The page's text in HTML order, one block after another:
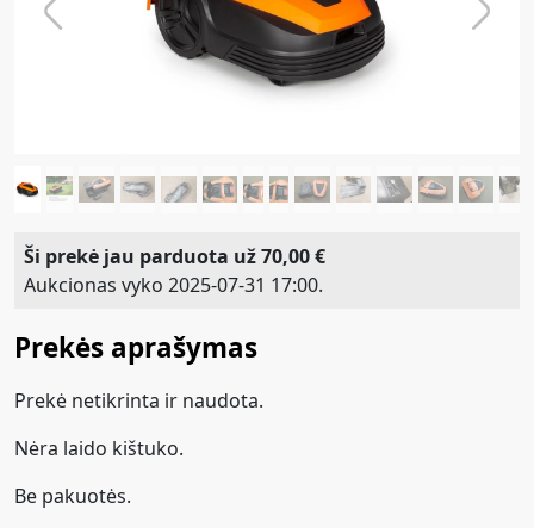
Previous Next
Ši prekė jau parduota už 70,00 €
Aukcionas vyko 2025-07-31 17:00.
Prekės aprašymas
Prekė netikrinta ir naudota.
Nėra laido kištuko.
Be pakuotės.